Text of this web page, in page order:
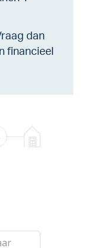
dan
financieel